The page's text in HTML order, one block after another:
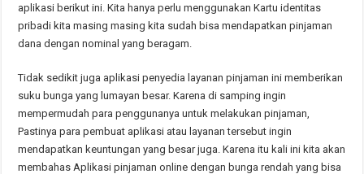
aplikasi berikut ini. Kita hanya perlu menggunakan Kartu identitas
pribadi kita masing masing kita sudah bisa mendapatkan pinjaman
dana dengan nominal yang beragam.
Tidak sedikit juga aplikasi penyedia layanan pinjaman ini memberikan
suku bunga yang lumayan besar. Karena di samping ingin
mempermudah para penggunanya untuk melakukan pinjaman,
Pastinya para pembuat aplikasi atau layanan tersebut ingin
mendapatkan keuntungan yang besar juga. Karena itu kali ini kita akan
membahas Aplikasi pinjaman online dengan bunga rendah yang bisa